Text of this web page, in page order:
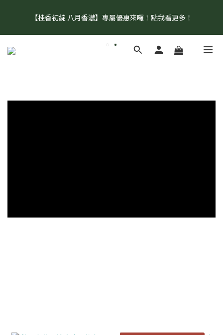
【盛夏補水 生活指南】登山、野餐、郊遊、日常補水首選！
【桂香初綻 八月香濃】專屬優惠來囉！點我看更多！
【官網單筆消費滿 $1500 即享免運！】  【加入會員再享首購禮9